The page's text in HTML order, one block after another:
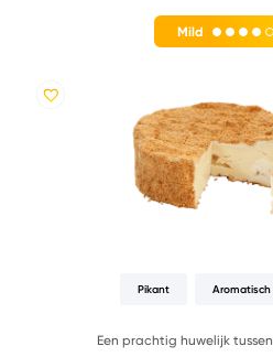
Mild
Pikant Aromatisch
Een prachtig huwelijk